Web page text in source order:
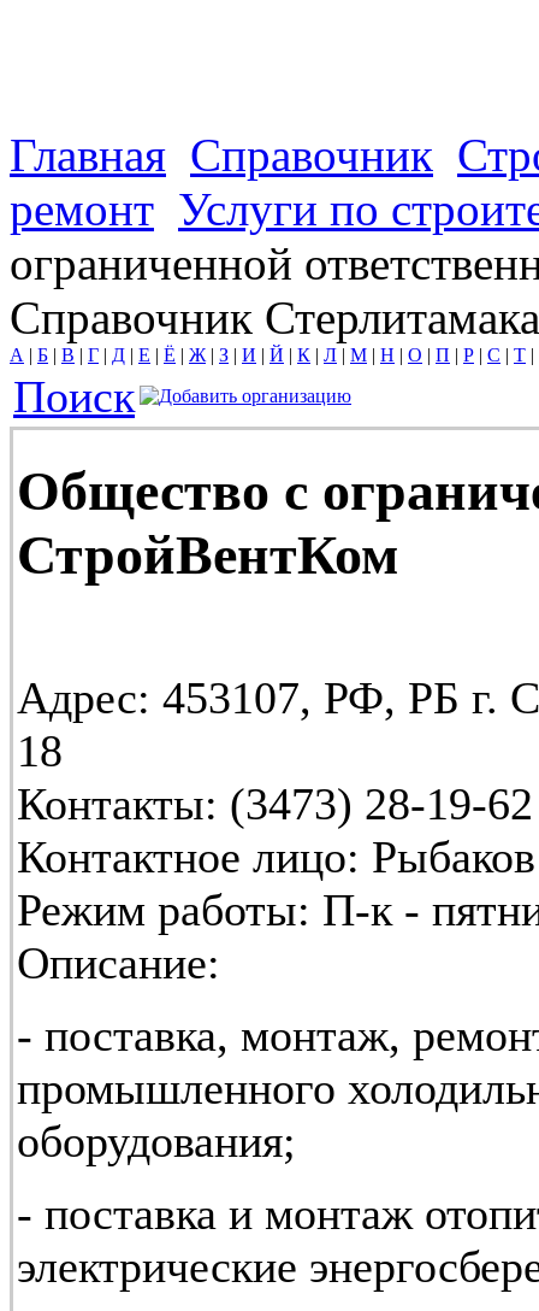
Главная Справочник
ремонт Услуги по
ограниченной
Справочник Стерлитамака
А | Б | В | Г | Д | Е | Ё | Ж | З | И | Й | К | Л | М | Н | О | П | Р | С | Т |
Поиск
Общество с
СтройВентКом
Адрес: 453107, РФ, РБ г.
18
Контакты: (3473) 28-19-
Контактное лицо:
Режим работы: П-к -
Описание:
- поставка, монтаж,
промышленного
оборудования;
- поставка и монтаж
электрические